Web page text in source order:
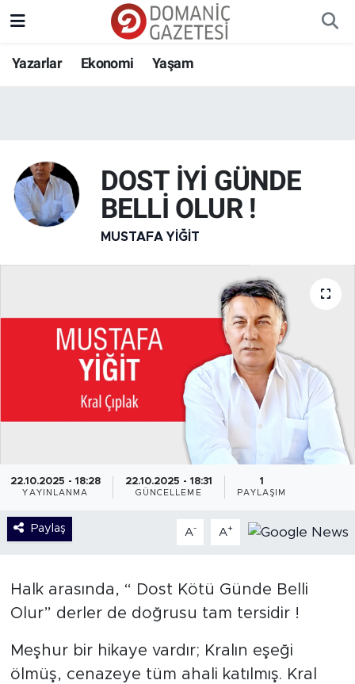
Yazarlar Ekonomi Yaşam
DOST İYİ GÜNDE
BELLİ OLUR !
MUSTAFA YIĞIT
22.10.2025 - 18:28
YAYINLANMA
22.10.2025 - 18:31
GÜNCELLEME
1
PAYLAŞIM
Paylaş A- A+
Halk arasında, “ Dost Kötü Günde Belli
Olur” derler de doğrusu tam tersidir !
Meşhur bir hikaye vardır; Kralın eşeği
ölmüş, cenazeye tüm ahali katılmış. Kral